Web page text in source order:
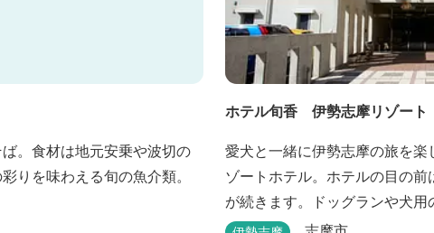
。食材は地元安乗や波切の
りを味わえる旬の魚介類。
ホテル旬香 伊勢志摩リゾート
愛犬と一緒に伊勢志摩の旅を楽
ゾートホテル。ホテルの目の
が続きます。ドッグランや犬用
ちゃんも喜ぶサービスがたくさ